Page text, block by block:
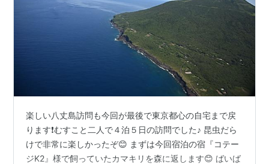
また、島民在住中に家畜であったヤギが逃亡し、捕らえ
られずに野生化したものが無人化後に大繁殖した。その
影響で都の天然記念物に指定されていたハマオモト等多
くの植物群落の消失による島内の環境悪化およびそれに
引き続く海への土砂崩落による周辺漁場への悪影響など
が問題となり、その対策として東京都は2001年以降、
となったことをうけて終了。現在では植生も回復し、ク
ロアシアホウドリの繁殖なども確認されるようになっ
た。
楽しい八丈島訪問も今回が最後で東京都心の自宅まで戻
ります❗むすこと二人で４泊５日の訪問でした♪ 昆虫だら
けで非常に楽しかったぞ😊 まずは今回宿泊の宿『コテー
ジK2』様で飼っていたカマキリを森に返します😊 ばいば